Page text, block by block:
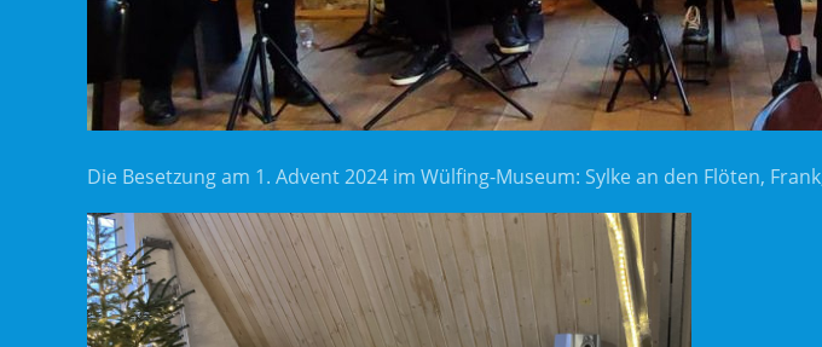
Die Besetzung am 1. Advent 2024 im Wülfing-Museum: Sylke an den Flöten,